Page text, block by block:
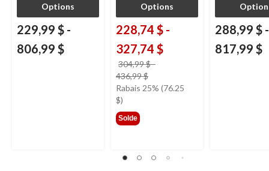
Options
229,99 $ -
806,99 $
Options
228,74 $ -
327,74 $
304,99 $-
436,99 $
était
Rabais 25% (76.25
$)
Solde
288,99 $ -
817,99 $